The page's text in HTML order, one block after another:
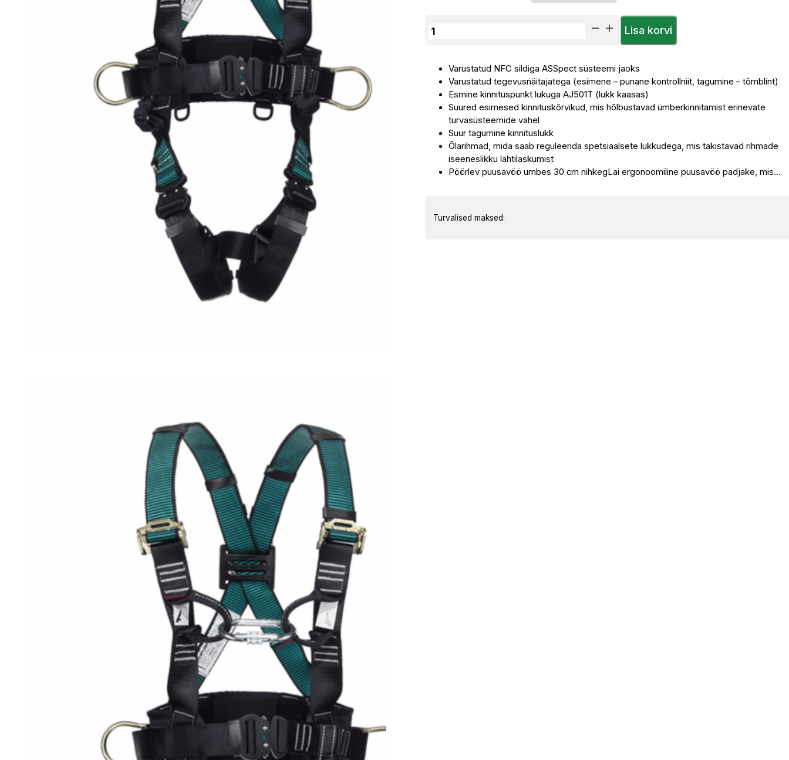
Assecuro
EQUICK
NFC
automaat)
kogus
Lisa korvi
Varustatud NFC sildiga ASSpect süsteemi jaoks
Varustatud tegevusnäitajatega (esimene – punane kontrollniit, tagumine – tõmblint)
Esmine kinnituspunkt lukuga AJ501T (lukk kaasas)
Suured esimesed kinnituskõrvikud, mis hõlbustavad ümberkinnitamist erinevate
turvasüsteemide vahel
Suur tagumine kinnituslukk
Õlarihmad, mida saab reguleerida spetsiaalsete lukkudega, mis takistavad rihmade
iseeneslikku lahtilaskumist
Pöörlev puusavöö umbes 30 cm nihkegLai ergonoomiline puusavöö padjake, mis…
Turvalised maksed: